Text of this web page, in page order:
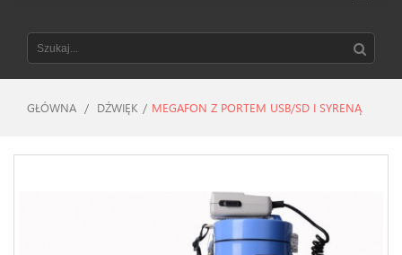
GŁÓWNA / DŹWIĘK / MEGAFON Z PORTEM USB/SD I SYRENĄ